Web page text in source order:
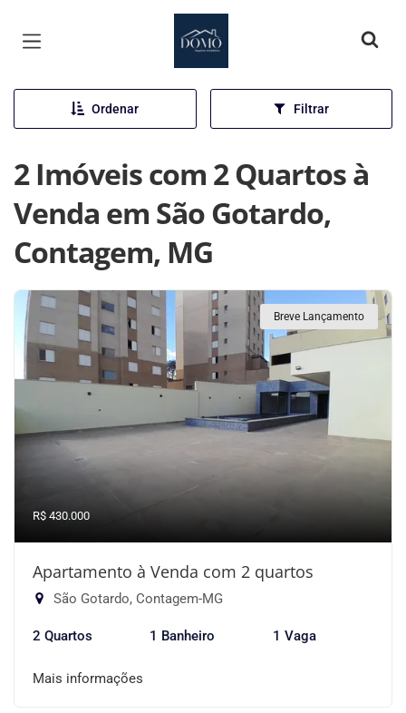
Página inicial
Ordenar Filtrar
2 Imóveis com 2 Quartos à
Venda em São Gotardo,
Contagem, MG
Breve Lançamento
R$ 430.000
Apartamento à Venda com 2 quartos
São Gotardo, Contagem-MG
2 Quartos 1 Banheiro 1 Vaga
Mais informações